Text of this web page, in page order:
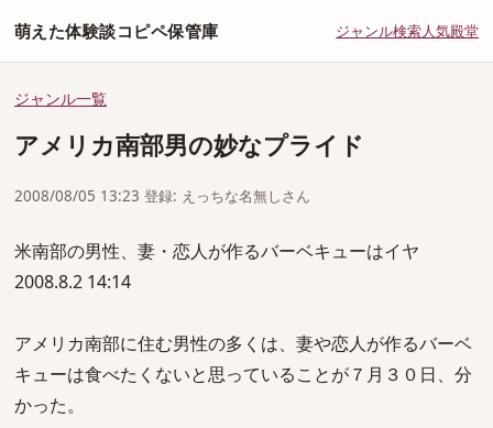
萌えた体験談コピペ保管庫 ジャンル検索人気殿堂
ジャンル一覧
アメリカ南部男の妙なプライド
2008/08/05 13:23 登録: えっちな名無しさん
米南部の男性、妻・恋人が作るバーベキューはイヤ
2008.8.2 14:14
アメリカ南部に住む男性の多くは、妻や恋人が作るバーベ
キューは食べたくないと思っていることが７月３０日、分
かった。